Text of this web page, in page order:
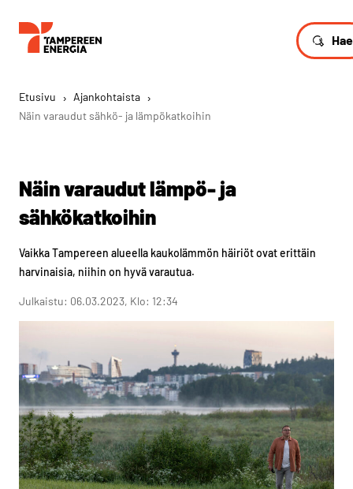
Hae
Etusivu › Ajankohtaista ›
Näin varaudut sähkö- ja lämpökatkoihin
Näin varaudut lämpö- ja
sähkökatkoihin
Vaikka Tampereen alueella kaukolämmön häiriöt ovat erittäin
harvinaisia, niihin on hyvä varautua.
Julkaistu: 06.03.2023, Klo: 12:34